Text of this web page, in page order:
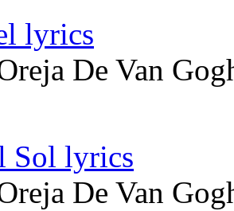
lyrics
De Van
Sol lyrics
De Van